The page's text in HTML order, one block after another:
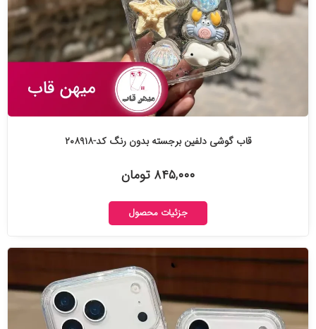
قاب گوشی دلفین برجسته بدون رنگ کد-۲۰۸۹۱۸
۸۴۵,۰۰۰ تومان
جزئیات محصول